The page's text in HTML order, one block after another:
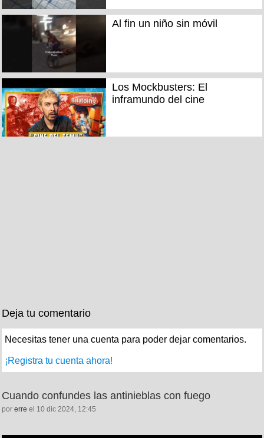
Al fin un niño sin móvil
Los Mockbusters: El
inframundo del cine
Deja tu comentario
Necesitas tener una cuenta para poder dejar comentarios.
¡Registra tu cuenta ahora!
Cuando confundes las antinieblas con fuego
por erre el 10 dic 2024, 12:45